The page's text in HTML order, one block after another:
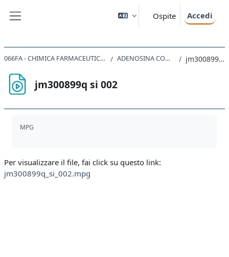
Ospite Accedi
066FA - CHIMICA FARMACEUTICA AVANZATA 2021 ADENOSINA COME ESEMPIO jm300899q si 002
jm300899q si 002
MPG
Per visualizzare il file, fai click su questo link:
jm300899q_si_002.mpg